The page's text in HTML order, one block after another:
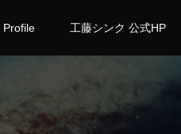
Profile 工藤シンク 公式HP